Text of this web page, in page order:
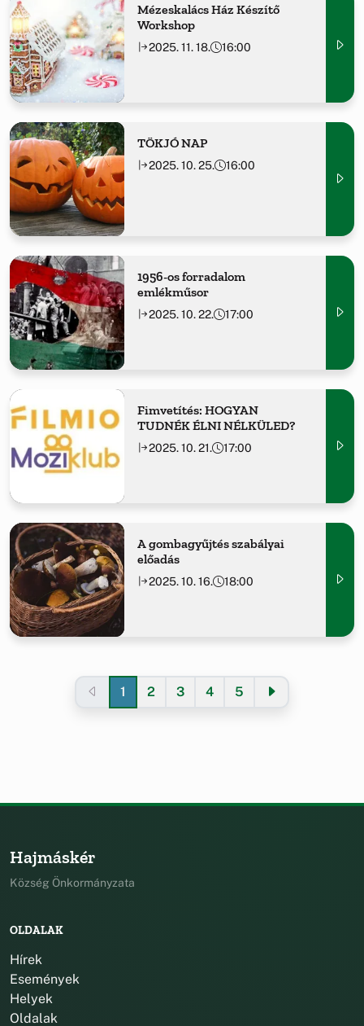
Mézeskalács Ház Készítő
Workshop
2025. 11. 18. 16:00
TÖKJÓ NAP
2025. 10. 25. 16:00
1956-os forradalom
emlékműsor
2025. 10. 22. 17:00
Fimvetítés: HOGYAN
TUDNÉK ÉLNI NÉLKÜLED?
2025. 10. 21. 17:00
A gombagyűjtés szabályai
előadás
2025. 10. 16. 18:00
1 2 3 4 5
Hajmáskér
Község Önkormányzata
OLDALAK
Hírek
Események
Helyek
Oldalak